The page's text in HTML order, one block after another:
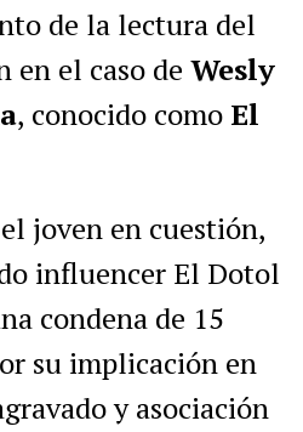
de la lectura del
en el caso de Wesly
, conocido como El
joven en cuestión,
influencer El Dotol
condena de 15
su implicación en
y asociación